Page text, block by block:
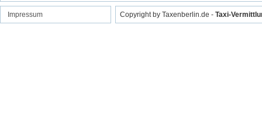
Impressum Copyright by Taxenberlin.de - Taxi-